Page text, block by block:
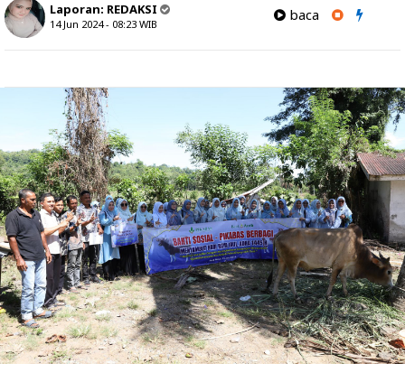
Laporan: REDAKSI
14 Jun 2024 - 08:23 WIB
baca